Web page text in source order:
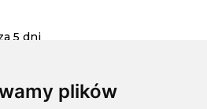
plików
5 dni